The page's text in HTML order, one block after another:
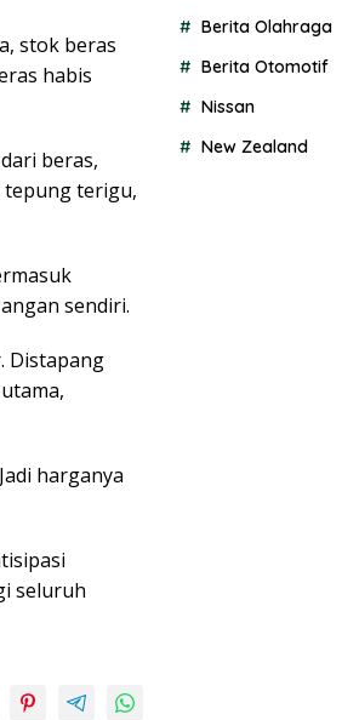
stok beras
habis
beras,
tepung terigu,
sendiri.
Distapang
harganya
seluruh
Berita Olahraga
Berita Otomotif
Nissan
New Zealand